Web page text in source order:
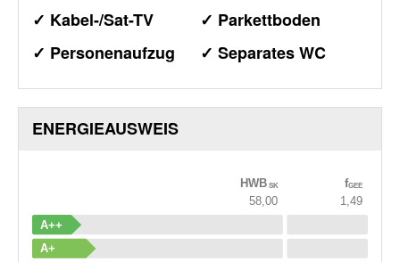
✓ Kabel-/Sat-TV
✓ Parkettboden
✓ Personenaufzug
✓ Separates WC
ENERGIEAUSWEIS
HWB SK
58,00 1,49
fGEE
A++
A+